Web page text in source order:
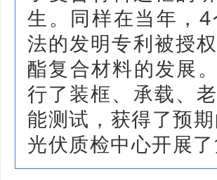
生。同样在当年，
法的发明专利被授
酯复合材料的发展
行了装框、承载、
能测试，获得了预
光伏质检中心开展